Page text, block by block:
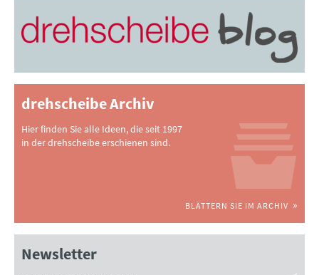
drehscheibe Archiv
Hier finden Sie alle Ideen, die seit 1997
in der drehscheibe erschienen sind.
BLÄTTERN SIE IM ARCHIV
Newsletter